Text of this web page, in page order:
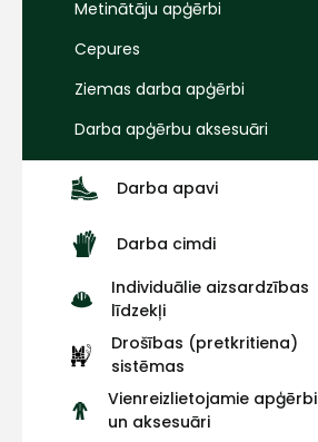
Metinātāju apģērbi
Cepures
Ziemas darba apģērbi
Darba apģērbu aksesuāri
Darba apavi
Darba cimdi
Individuālie aizsardzības
līdzekļi
Drošības (pretkritiena)
sistēmas
Vienreizlietojamie apģērbi
un aksesuāri